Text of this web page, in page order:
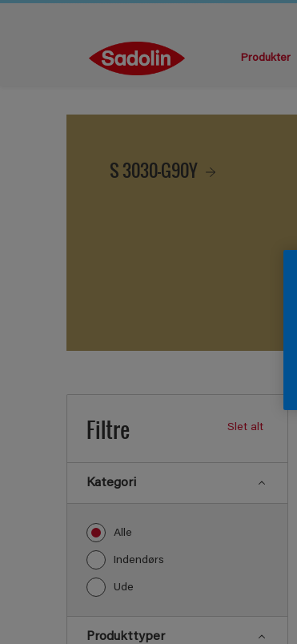
Produkter
S 3030-G90Y
Filtre Slet alt
Kategori
Alle
Indendørs
Ude
Produkttyper